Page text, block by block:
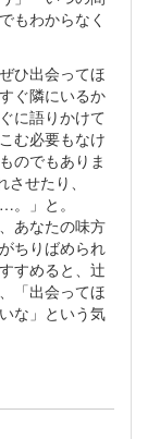
もわからなく
ひ出会ってほ
ぐ隣にいるか
に語りかけて
む必要もなけ
のでもありま
せたり、
。」と。
あなたの味方
ちりばめられ
すめると、辻
「出会ってほ
な」という気